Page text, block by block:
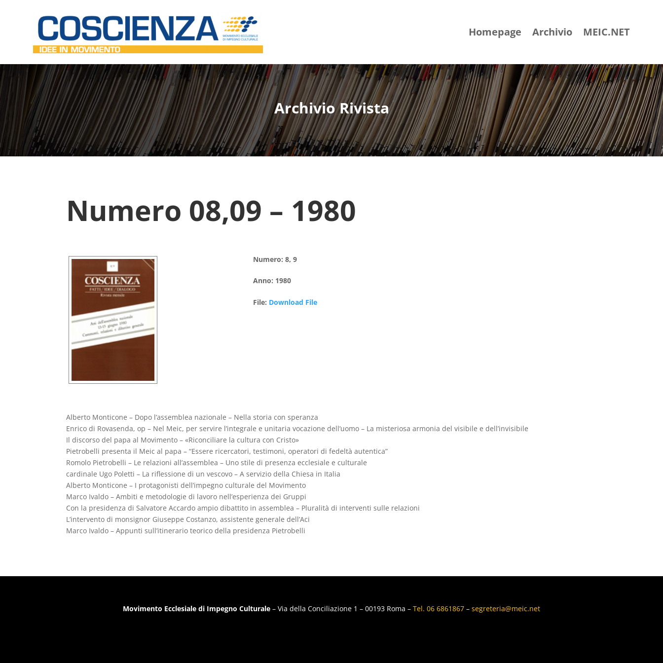
Homepage Archivio MEIC.NET
Archivio Rivista
Numero 08,09 – 1980
Numero: 8, 9
Anno: 1980
File: Download File
Alberto Monticone – Dopo l’assemblea nazionale – Nella storia con speranza
Enrico di Rovasenda, op – Nel Meic, per servire l’integrale e unitaria vocazione dell’uomo – La misteriosa armonia del visibile e dell’invisibile
Il discorso del papa al Movimento – «Riconciliare la cultura con Cristo»
Pietrobelli presenta il Meic al papa – “Essere ricercatori, testimoni, operatori di fedeltà autentica”
Romolo Pietrobelli – Le relazioni all’assemblea – Uno stile di presenza ecclesiale e culturale
cardinale Ugo Poletti – La riflessione di un vescovo – A servizio della Chiesa in Italia
Alberto Monticone – I protagonisti dell’impegno culturale del Movimento
Marco Ivaldo – Ambiti e metodologie di lavoro nell’esperienza dei Gruppi
Con la presidenza di Salvatore Accardo ampio dibattito in assemblea – Pluralità di interventi sulle relazioni
L’intervento di monsignor Giuseppe Costanzo, assistente generale dell’Aci
Marco Ivaldo – Appunti sull’itinerario teorico della presidenza Pietrobelli
Movimento Ecclesiale di Impegno Culturale – Via della Conciliazione 1 – 00193 Roma – Tel. 06 6861867 – segreteria@meic.net